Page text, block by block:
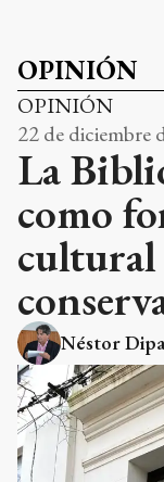
OPINIÓN
OPINIÓN
22 de diciembre
La
como
cultural
Néstor